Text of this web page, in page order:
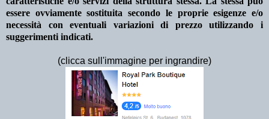
essere ovviamente sostituita secondo le proprie esigenze e/o
necessità con eventuali variazioni di prezzo utilizzando i
suggerimenti indicati.
(clicca sull'immagine per ingrandire)